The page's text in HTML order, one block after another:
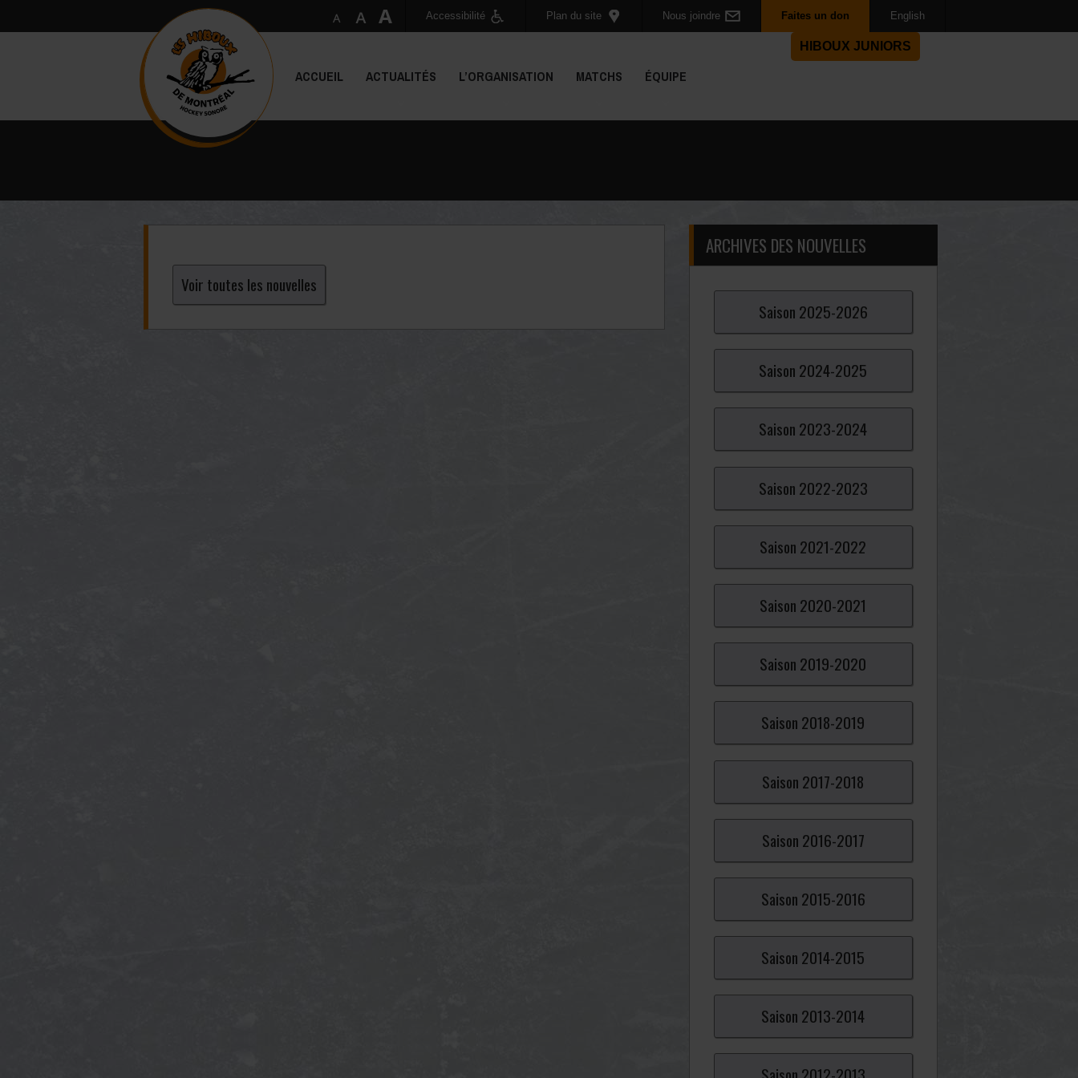
Accessibilité Plan du site Nous joindre Faites un don English
ACCUEIL ACTUALITÉS L’ORGANISATION MATCHS ÉQUIPE
HIBOUX JUNIORS
Voir toutes les nouvelles
ARCHIVES DES NOUVELLES
Saison 2025-2026
Saison 2024-2025
Saison 2023-2024
Saison 2022-2023
Saison 2021-2022
Saison 2020-2021
Saison 2019-2020
Saison 2018-2019
Saison 2017-2018
Saison 2016-2017
Saison 2015-2016
Saison 2014-2015
Saison 2013-2014